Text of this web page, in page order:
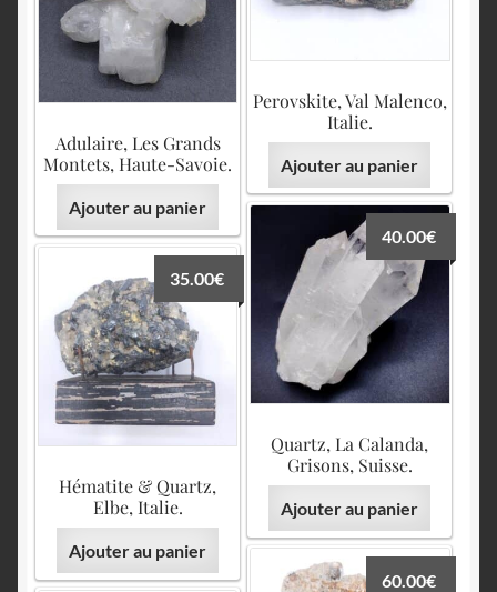
Perovskite, Val Malenco,
Italie.
Ajouter au panier
Adulaire, Les Grands
Montets, Haute-Savoie.
Ajouter au panier
Quartz, La Calanda,
Grisons, Suisse.
40.00€
Ajouter au panier
Hématite & Quartz,
Elbe, Italie.
35.00€
Ajouter au panier
60.00€